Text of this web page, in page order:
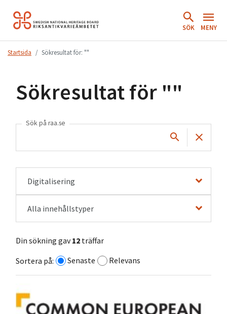
Hoppa
till
SÖK MENY
Startsida Sökresultat för: ""
Sökresultat för ""
Sök på raa.se
Digitalisering
Alla innehållstyper
Din sökning gav12 träffar
Sortera på:
Senaste Relevans